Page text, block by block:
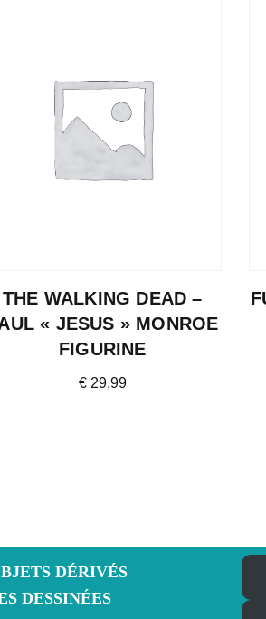
THE WALKING DEAD –
« JESUS » MONROE
FIGURINE
€29,99
DÉRIVÉS
DESSINÉES